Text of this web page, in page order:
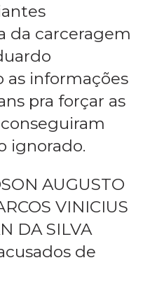
da carceragem
as informações
pra forçar as
ignorado.
AUGUSTO
VINICIUS
DA SILVA
de